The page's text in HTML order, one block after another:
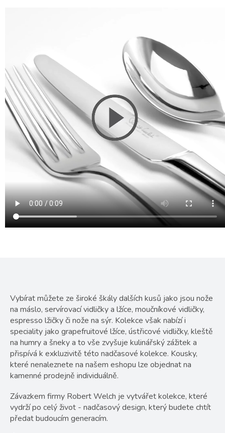
Vybírat můžete ze široké škály dalších kusů jako jsou nože
na máslo, servírovací vidličky a lžíce, moučníkové vidličky,
espresso lžičky či nože na sýr. Kolekce však nabízí i
speciality jako grapefruitové lžíce, ústřicové vidličky, kleště
na humry a šneky a to vše zvyšuje kulinářský zážitek a
přispívá k exkluzivitě této nadčasové kolekce. Kousky,
které nenaleznete na našem eshopu lze objednat na
kamenné prodejně individuálně.
Závazkem firmy Robert Welch je vytvářet kolekce, které
vydrží po celý život - nadčasový design, který budete chtít
předat budoucím generacím.